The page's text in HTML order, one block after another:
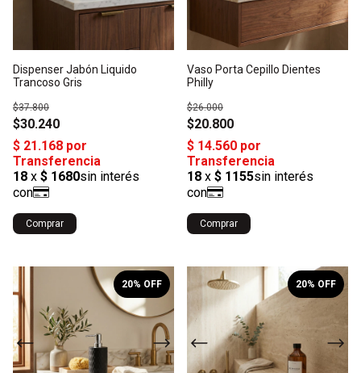
Dispenser Jabón Liquido
Trancoso Gris
$30.240
$37.800
Vaso Porta Cepillo Dientes
Philly
$20.800
$26.000
Comprar
1/4
20% OFF 1/3
20% OFF